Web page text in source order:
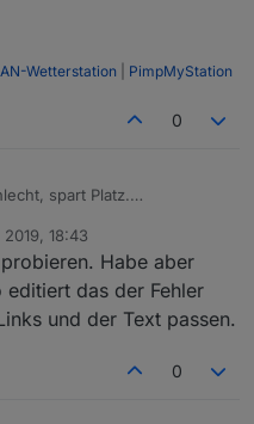
Wetterstation PimpMyStation
0
spart Platz.
steht ja kpl. in
ich auch da löschen.
2019, 18:43
Habe aber
das der Fehler
und der Text passen.
0